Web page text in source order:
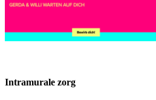
Intramurale zorg